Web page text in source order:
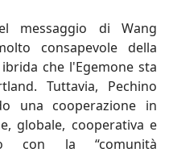
messaggio di Wang
consapevole della
che l'Egemone sta
Tuttavia, Pechino
una cooperazione in
globale, cooperativa e
con la “comunità